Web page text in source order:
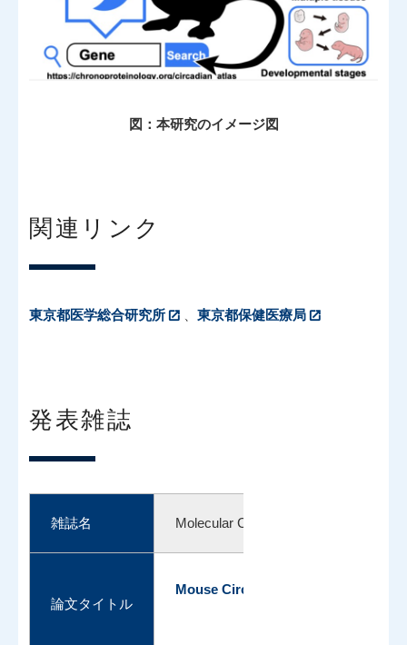
図：本研究のイメージ図
関連リンク
東京都医学総合研究所 、 東京都保健医療局
発表雑誌
雑誌名 Molecular Cell
論文タイトル
Mouse Circadian Proteome Atlas